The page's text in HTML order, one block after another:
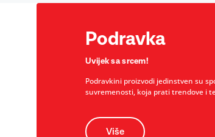
Podravka
Uvijek sa srcem!
Podravkini proizvodi jedinstven su
suvremenosti, koja prati trendove i
Više